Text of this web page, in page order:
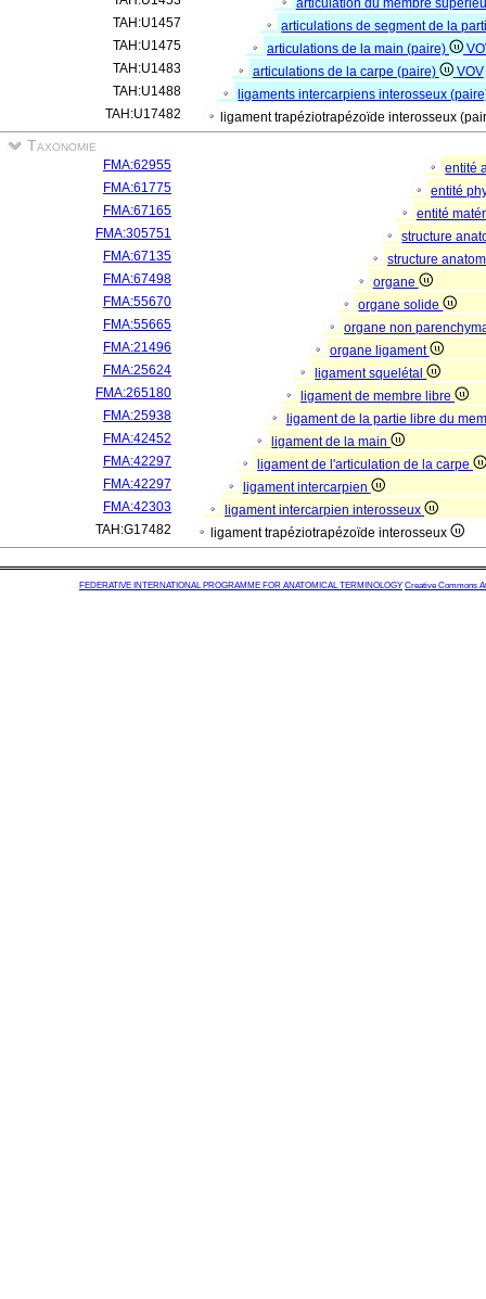
articulation du membre
TAH:U1457
articulations de segment de la
TAH:U1475
articulations de la main (paire)
TAH:U1483
articulations de la carpe (paire)
VOV
TAH:U1488
ligaments intercarpiens interosseux
TAH:U17482
ligament trapéziotrapézoïde interosseux
Taxonomie
FMA:62955
entité
FMA:61775
entité
FMA:67165
entité
FMA:305751
structure
FMA:67135
structure
FMA:67498
organe
FMA:55670
organe solide
FMA:55665
organe non
FMA:21496
organe ligament
FMA:25624
ligament squelétal
FMA:265180
ligament de membre libre
FMA:25938
ligament de la partie libre du
FMA:42452
ligament de la main
FMA:42297
ligament de l'articulation de la carpe
FMA:42297
ligament intercarpien
FMA:42303
ligament intercarpien interosseux
TAH:G17482
ligament trapéziotrapézoïde interosseux
FEDERATIVE INTERNATIONAL PROGRAMME FOR ANATOMICAL TERMINOLOGY Creative Commons